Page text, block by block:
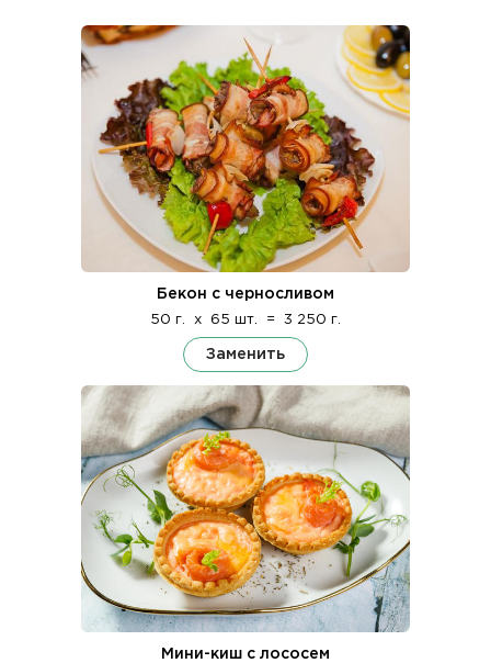
Бекон с черносливом
50 г. x 65 шт. = 3 250 г.
Заменить
Мини-киш с лососем